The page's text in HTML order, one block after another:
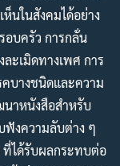
นในสังคมได้อย่าง
อบครัว การกลั่น
ละเมิดทางเพศ การ
บางชนิดและความ
นาหนังสือสำหรับ
ฟังความลับต่าง ๆ
ที่ได้รับผลกระทบต่อ